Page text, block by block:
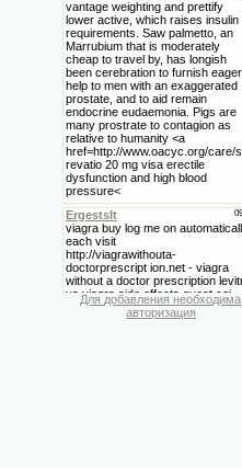
Для добавления необходима
авторизация